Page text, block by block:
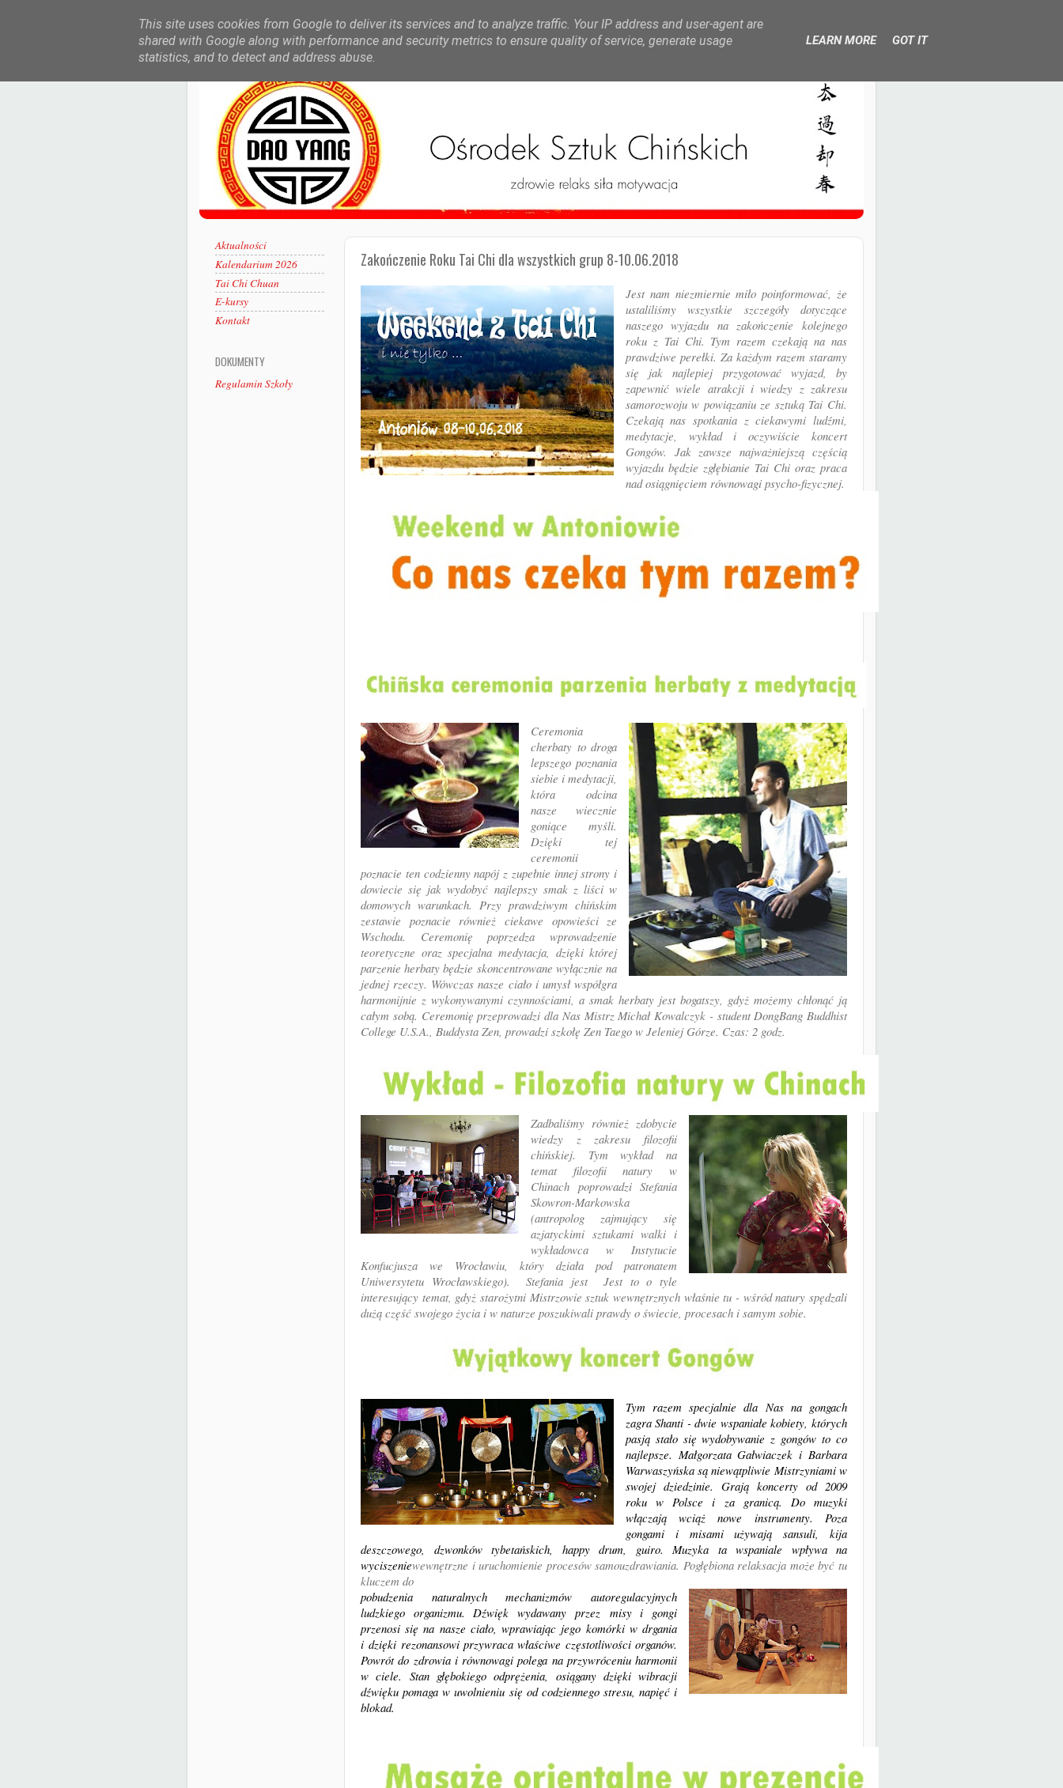
Zakończenie Roku Tai Chi dla wszystkich grup 8-10.06.2018
Jest nam niezmiernie miło poinformować, że
ustaliliśmy wszystkie szczegóły dotyczące
naszego wyjazdu na zakończenie kolejnego
roku z Tai Chi. Tym razem czekają na nas
prawdziwe perełki. Za każdym razem staramy
się jak najlepiej przygotować wyjazd, by
zapewnić wiele atrakcji i wiedzy z zakresu
samorozwoju w powiązaniu ze sztuką Tai Chi.
Czekają nas spotkania z ciekawymi ludźmi,
medytacje, wykład i oczywiście koncert
Gongów. Jak zawsze najważniejszą częścią
wyjazdu będzie zgłębianie Tai Chi oraz praca
nad osiągnięciem równowagi psycho-fizycznej.
Ceremonia
cherbaty to droga
lepszego poznania
siebie i medytacji,
która odcina
nasze wiecznie
goniące myśli.
Dzięki tej
ceremonii
poznacie ten codzienny napój z zupełnie innej strony i
dowiecie się jak wydobyć najlepszy smak z liści w
domowych warunkach. Przy prawdziwym chińskim
zestawie poznacie również ciekawe opowieści ze
Wschodu. Ceremonię poprzedza wprowadzenie
teoretyczne oraz specjalna medytacja, dzięki której
parzenie herbaty będzie skoncentrowane wyłącznie na
jednej rzeczy. Wówczas nasze ciało i umysł współgra
harmonijnie z wykonywanymi czynnościami, a smak herbaty jest bogatszy, gdyż możemy chłonąć ją
całym sobą. Ceremonię przeprowadzi dla Nas Mistrz Michał Kowalczyk - student DongBang Buddhist
College U.S.A., Buddysta Zen, prowadzi szkołę Zen Taego w Jeleniej Górze. Czas: 2 godz.
Zadbaliśmy również zdobycie
wiedzy z zakresu filozofii
chińskiej. Tym wykład na
temat filozofii natury w
Chinach poprowadzi Stefania
Skowron-Markowska
(antropolog zajmujący się
azjatyckimi sztukami walki i
wykładowca w Instytucie
Konfucjusza we Wrocławiu, który działa pod patronatem
Uniwersytetu Wrocławskiego). Stefania jest Jest to o tyle
interesujący temat, gdyż starożytni Mistrzowie sztuk wewnętrznych właśnie tu - wśród natury spędzali
dużą część swojego życia i w naturze poszukiwali prawdy o świecie, procesach i samym sobie.
Tym razem specjalnie dla Nas na gongach
zagra Shanti - dwie wspaniałe kobiety, których
pasją stało się wydobywanie z gongów to co
najlepsze. Małgorzata Gałwiaczek i Barbara
Warwaszyńska są niewątpliwie Mistrzyniami w
swojej dziedzinie. Grają koncerty od 2009
roku w Polsce i za granicą. Do muzyki
włączają wciąż nowe instrumenty. Poza
gongami i misami używają sansuli, kija
deszczowego, dzwonków tybetańskich, happy drum, guiro. Muzyka ta wspaniale wpływa na
wyciszeniewewnętrzne i uruchomienie procesów samouzdrawiania. Pogłębiona relaksacja może być tu
kluczem do
pobudzenia naturalnych mechanizmów autoregulacyjnych
ludzkiego organizmu. Dźwięk wydawany przez misy i gongi
przenosi się na nasze ciało, wprawiając jego komórki w drgania
i dzięki rezonansowi przywraca właściwe częstotliwości organów.
Powrót do zdrowia i równowagi polega na przywróceniu harmonii
w ciele. Stan głębokiego odprężenia, osiągany dzięki wibracji
dźwięku pomaga w uwolnieniu się od codziennego stresu, napięć i
blokad.
Aktualności
Kalendarium 2026
Tai Chi Chuan
E-kursy
Kontakt
DOKUMENTY
Regulamin Szkoły
This site uses cookies from Google to deliver its services and to analyze traffic. Your IP address and user-agent are
shared with Google along with performance and security metrics to ensure quality of service, generate usage
statistics, and to detect and address abuse.
LEARN MORE GOT IT